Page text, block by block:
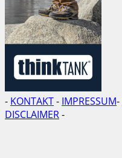
- KONTAKT- IMPRESSUM-
DISCLAIMER-